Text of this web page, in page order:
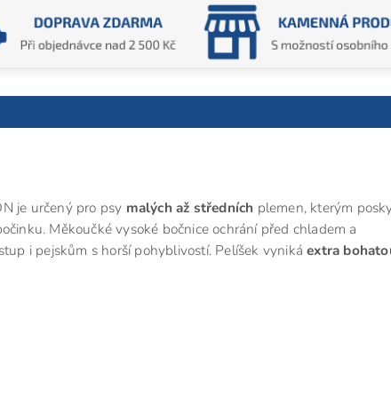
je určený pro psy malých až středních plemen, kterým
Měkoučké vysoké bočnice ochrání před chladem a
i pejskům s horší pohyblivostí. Pelíšek vynikáextra